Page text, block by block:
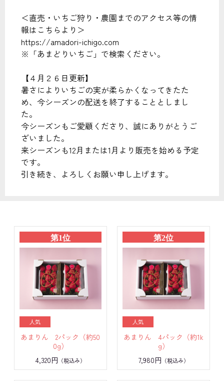
＜直売・いちご狩り・農園までのアクセス等の情
報はこちらより＞
https://amadori-ichigo.com
※「あまどりいちご」で検索ください。
【４月２６日更新】
暑さによりいちごの実が柔らかくなってきたた
め、今シーズンの配送を終了することとしまし
た。
今シーズンもご愛顧くださり、誠にありがとうご
ざいました。
来シーズンも12月または1月より販売を始める予定
です。
引き続き、よろしくお願い申し上げます。
第1位
あまりん 2パック（約50
0g）
4,320円 （税込み）
第2位
あまりん 4パック（約1k
g）
7,980円 （税込み）